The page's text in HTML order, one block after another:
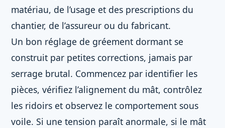
matériau, de l’usage et des prescriptions du
chantier, de l’assureur ou du fabricant.
Un bon réglage de gréement dormant se
construit par petites corrections, jamais par
serrage brutal. Commencez par identifier les
pièces, vérifiez l’alignement du mât, contrôlez
les ridoirs et observez le comportement sous
voile. Si une tension paraît anormale, si le mât